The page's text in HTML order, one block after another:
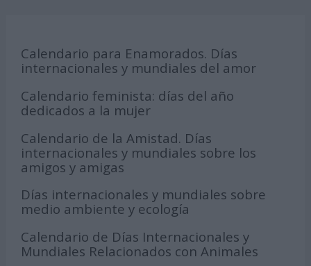
Calendario para Enamorados. Días
internacionales y mundiales del amor
Calendario feminista: días del año
dedicados a la mujer
Calendario de la Amistad. Días
internacionales y mundiales sobre los
amigos y amigas
Días internacionales y mundiales sobre
medio ambiente y ecología
Calendario de Días Internacionales y
Mundiales Relacionados con Animales